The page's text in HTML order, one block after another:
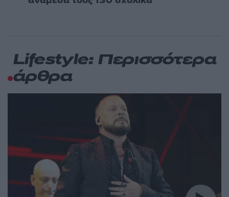
Lifestyle: Περισσότερα
άρθρα